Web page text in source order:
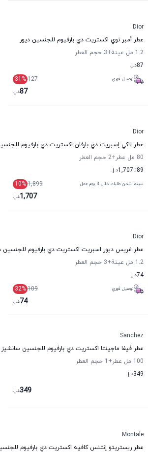
Dior
عطر أمبر نوي اكستريت دي بارفيوم للجنسين ديور
1.2 مل عينة
+3
حجم العطر
87د.إ.
توصيل فوري 127
31 %
87د.إ.
Dior
عطر لاكي إسبريت دي بارفان اكستريت دي بارفيوم
80 مل عطر
+2
حجم العطر
89تا1,707د.إ.
سيتم شحن طلبك خلال 3 يوم عمل 1,899
10%
1,707د.إ.
Dior
عطر غريس ديور اسبريت اكستريت دي بارفيوم للجنسين
1.2 مل عينة
+3
حجم العطر
74د.إ.
توصيل فوري 109
32%
74د.إ.
Sanchez
عطر فيفا ماجينتا اكستريت دي بارفيوم للجنسين سانشيز
100 مل عطر
+1
حجم العطر
349د.إ.
349د.إ.
Montale
عطر ريستريتو إنتنس كافيه اكستريت دي بارفيوم